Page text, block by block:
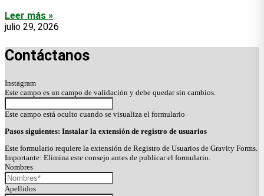
Leer más »
julio 29, 2026
Contáctanos
Instagram
Este campo es un campo de validación y debe quedar sin cambios.
Este campo está oculto cuando se visualiza el formulario
Pasos siguientes: Instalar la extensión de registro de usuarios
Este formulario requiere la extensión de Registro de Usuarios de Gravity Forms.
Importante: Elimina este consejo antes de publicar el formulario.
Nombres
Apellidos